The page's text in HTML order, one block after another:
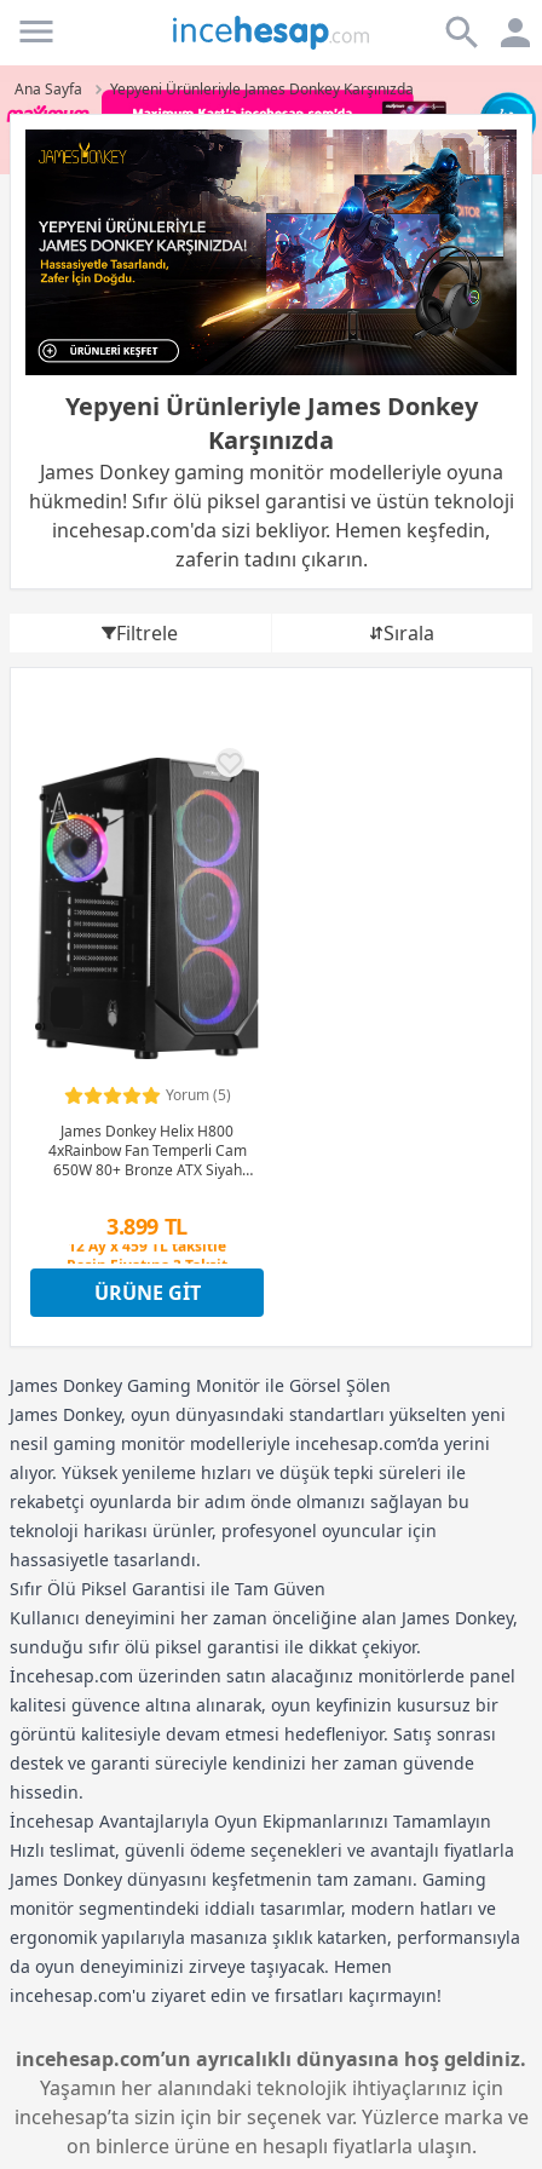
Incehesap
Ana Sayfa Yepyeni Ürünleriyle James Donkey Karşınızda
Yepyeni Ürünleriyle James Donkey
Karşınızda
James Donkey gaming monitör modelleriyle oyuna
hükmedin! Sıfır ölü piksel garantisi ve üstün teknoloji
incehesap.com'da sizi bekliyor. Hemen keşfedin,
zaferin tadını çıkarın.
Filtrele Sırala
Yorum (5)
James Donkey Helix H800
4xRainbow Fan Temperli Cam
650W 80+ Bronze ATX Siyah
3.899 TL
Peşin Fiyatına 3 Taksit
12 Ay x 459 TL taksitle
Peşin Fiyatına 3 Taksit
ÜRÜNE GIT
James Donkey Gaming Monitör ile Görsel Şölen
James Donkey, oyun dünyasındaki standartları yükselten yeni
nesil gaming monitör modelleriyle incehesap.com’da yerini
alıyor. Yüksek yenileme hızları ve düşük tepki süreleri ile
rekabetçi oyunlarda bir adım önde olmanızı sağlayan bu
teknoloji harikası ürünler, profesyonel oyuncular için
hassasiyetle tasarlandı.
Sıfır Ölü Piksel Garantisi ile Tam Güven
Kullanıcı deneyimini her zaman önceliğine alan James Donkey,
sunduğu sıfır ölü piksel garantisi ile dikkat çekiyor.
İncehesap.com üzerinden satın alacağınız monitörlerde panel
kalitesi güvence altına alınarak, oyun keyfinizin kusursuz bir
görüntü kalitesiyle devam etmesi hedefleniyor. Satış sonrası
destek ve garanti süreciyle kendinizi her zaman güvende
hissedin.
İncehesap Avantajlarıyla Oyun Ekipmanlarınızı Tamamlayın
Hızlı teslimat, güvenli ödeme seçenekleri ve avantajlı fiyatlarla
James Donkey dünyasını keşfetmenin tam zamanı. Gaming
monitör segmentindeki iddialı tasarımlar, modern hatları ve
ergonomik yapılarıyla masanıza şıklık katarken, performansıyla
da oyun deneyiminizi zirveye taşıyacak. Hemen
incehesap.com'u ziyaret edin ve fırsatları kaçırmayın!
incehesap.com’un ayrıcalıklı dünyasına hoş geldiniz.
Yaşamın her alanındaki teknolojik ihtiyaçlarınız için
incehesap’ta sizin için bir seçenek var. Yüzlerce marka ve
on binlerce ürüne en hesaplı fiyatlarla ulaşın.